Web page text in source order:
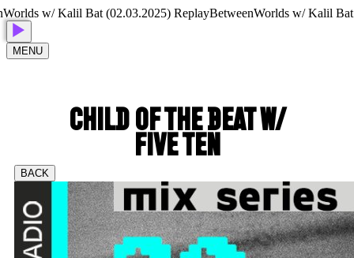
w/ Kalil Bat (02.03.2025) ReplayBetweenWorlds w/ Kalil Bat
MENU
CHILD OF THE BEAT W/
FIVE TEN
BACK